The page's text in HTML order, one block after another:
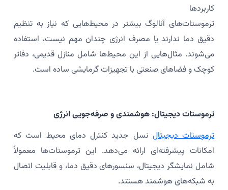
کاربردها
ترموستات‌های آنالوگ بیشتر در محیط‌هایی که نیاز به تنظیم
دقیق دما ندارند یا مصرف انرژی چندان مهم نیست، استفاده
می‌شوند. مثال‌هایی از این محیط‌ها شامل منازل قدیمی، دفاتر
کوچک و فضاهای صنعتی با تجهیزات گرمایشی ساده است.
ترموستات دیجیتال: هوشمندی و صرفه‌جویی انرژی
ترموستات دیجیتال نسل جدید کنترل دمای محیط است که
امکانات پیشرفته‌ای ارائه می‌دهد. این ترموستات‌ها معمولاً
شامل نمایشگر دیجیتال، سنسورهای دقیق دما، و قابلیت اتصال
به شبکه‌های هوشمند هستند.